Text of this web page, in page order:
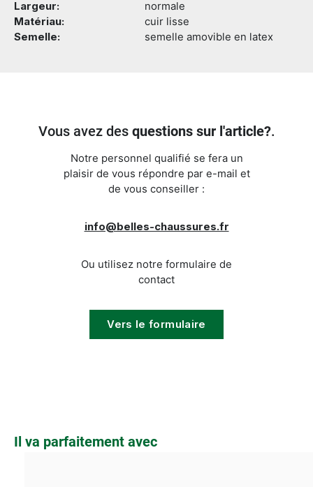
Largeur:
normale
Matériau:
cuir lisse
Semelle:
semelle amovible en latex
Vous avez des questions sur l'article?.
Notre personnel qualifié se fera un
plaisir de vous répondre par e-mail et
de vous conseiller :
info@belles-chaussures.fr
Ou utilisez notre formulaire de
contact
Vers le formulaire
Ignorer la galerie de produits
Il va parfaitement avec